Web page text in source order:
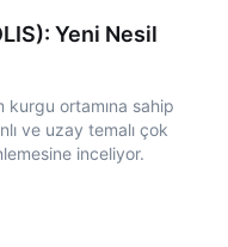
Yeni Nesil
kurgu ortamına sahip
ve uzay temalı çok
inceliyor.